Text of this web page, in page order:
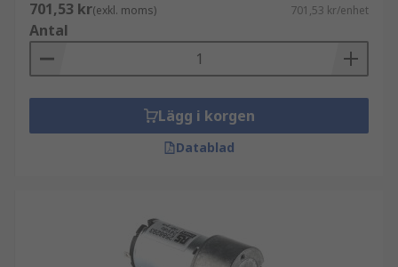
701,53 kr(exkl. moms) 701,53 kr/enhet
Antal
Lägg i korgen
Datablad